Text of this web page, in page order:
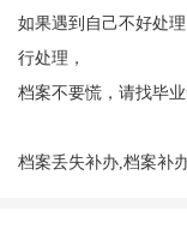
如果遇到自己不好处
行处理，
档案不要慌，请找毕
档案丢失补办,档案补